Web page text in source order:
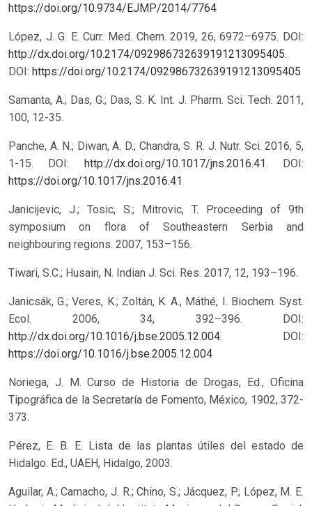
https://doi.org/10.9734/EJMP/2014/7764
López, J. G. E. Curr. Med. Chem. 2019, 26, 6972–6975. DOI:
http://dx.doi.org/10.2174/092986732639191213095405.
DOI: https://doi.org/10.2174/092986732639191213095405
Samanta, A.; Das, G.; Das, S. K. Int. J. Pharm. Sci. Tech. 2011,
100, 12-35.
Panche, A. N.; Diwan, A. D.; Chandra, S. R. J. Nutr. Sci. 2016, 5,
1-15. DOI: http://dx.doi.org/10.1017/jns.2016.41. DOI:
https://doi.org/10.1017/jns.2016.41
Janicijevic, J.; Tosic, S.; Mitrovic, T. Proceeding of 9th
symposium on flora of Southeastern Serbia and
neighbouring regions. 2007, 153–156.
Tiwari, S.C.; Husain, N. Indian J. Sci. Res. 2017, 12, 193–196.
Janicsák, G.; Veres, K.; Zoltán, K. A., Máthé, I. Biochem. Syst.
Ecol. 2006, 34, 392–396. DOI:
http://dx.doi.org/10.1016/j.bse.2005.12.004. DOI:
https://doi.org/10.1016/j.bse.2005.12.004
Noriega, J. M. Curso de Historia de Drogas, Ed., Oficina
Tipográfica de la Secretaría de Fomento, México, 1902, 372-
373.
Pérez, E. B. E. Lista de las plantas útiles del estado de
Hidalgo. Ed., UAEH, Hidalgo, 2003.
Aguilar, A.; Camacho, J. R.; Chino, S.; Jácquez, P.; López, M. E.